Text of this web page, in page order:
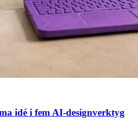
idé i fem AI-designverktyg